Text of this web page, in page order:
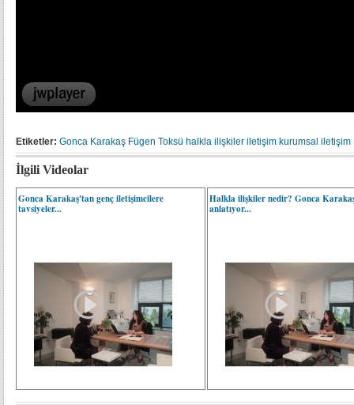
Etiketler: Gonca Karakaş Fügen Toksü halkla ilişkiler iletişim kurumsal iletişim
İlgili Videolar
Gonca Karakaş'tan genç iletişimcilere
tavsiyeler...
Halkla ilişkiler nedir? Gonca
anlatıyor...